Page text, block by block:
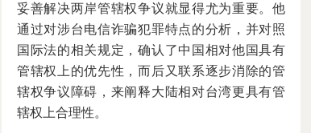
妥善解决两岸管辖权争议就显得尤为重要。他
通过对涉台电信诈骗犯罪特点的分析，并对照
国际法的相关规定，确认了中国相对他国具有
管辖权上的优先性，而后又联系逐步消除的管
辖权争议障碍，来阐释大陆相对台湾更具有管
辖权上合理性。